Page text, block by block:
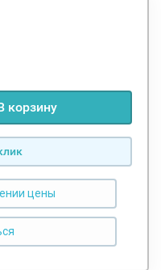
корзину
цены